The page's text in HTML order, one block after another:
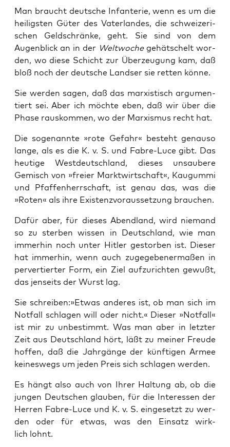
Man braucht deut­sche Infan­te­rie, wenn es um die
hei­ligs­ten Güter des Vater­lan­des, die schwei­ze­ri­
schen Geld­schrän­ke, geht. Sie sind von dem
Augen­blick an in der Welt­wochegehät­schelt wor­
den, wo die­se Schicht zur Über­zeu­gung kam, daß
bloß noch der deut­sche Land­ser sie ret­ten könne.
Sie wer­den sagen, daß das mar­xis­tisch argu­men­
tiert sei. Aber ich möch­te eben, daß wir über die
Pha­se raus­kom­men, wo der Mar­xis­mus recht hat.
Die soge­nann­te »rote Gefahr« besteht genau­so
lan­ge, als es die K. v. S. und Fab­re-Luce gibt. Das
heu­ti­ge West­deutsch­land, die­ses unsau­be­re
Gemisch von »frei­er Markt­wirt­schaft«, Kau­gum­mi
und Pfaf­fen­herr­schaft, ist genau das, was die
»Roten« als ihre Exis­tenz­vor­aus­set­zung brauchen.
Dafür aber, für die­ses Abend­land, wird nie­mand
so zu ster­ben wis­sen in Deutsch­land, wie man
immer­hin noch unter Hit­ler gestor­ben ist. Die­ser
hat immer­hin, wenn auch zuge­ge­be­ner­ma­ßen in
per­ver­tier­ter Form, ein Ziel auf­zu­rich­ten gewußt,
das jen­seits der Wurst lag.
Sie schreiben:»Etwas ande­res ist, ob man sich im
Not­fall schla­gen will oder nicht.« Die­ser »Not­fall«
ist mir zu unbe­stimmt. Was man aber in letz­ter
Zeit aus Deutsch­land hört, läßt zu mei­ner Freu­de
hof­fen, daß die Jahr­gän­ge der künf­ti­gen Armee
kei­nes­wegs um jeden Preis sich schla­gen werden.
Es hängt also auch von Ihrer Hal­tung ab, ob die
jun­gen Deut­schen glau­ben, für die Inter­es­sen der
Her­ren Fab­re-Luce und K. v. S. ein­ge­setzt zu wer­
den oder für etwas, was den Ein­satz wirk­
lich lohnt.